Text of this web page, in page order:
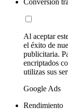
Al aceptar
el éxito de
publicitaria.
encriptados
utilizas sus
Google Ads
Rendimiento